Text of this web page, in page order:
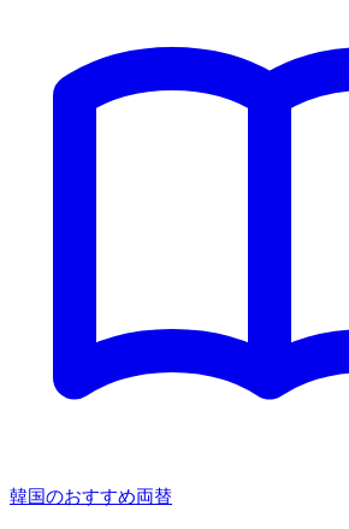
韓国のおすすめ両替